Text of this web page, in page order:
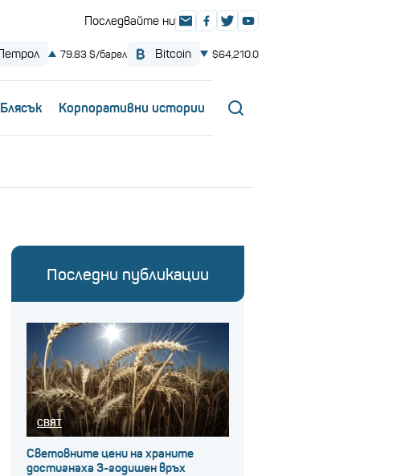
Блясък Корпоративни истории
Последни публикации
СВЯТ
Световните цени на храните
достигнаха 3-годишен връх